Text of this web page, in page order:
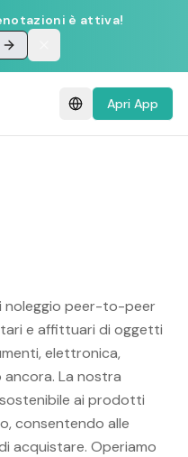
è attiva!
Apri App
noleggio peer-to-peer
e affittuari di oggetti
elettronica,
La nostra
ai prodotti
consentendo alle
acquistare. Operiamo